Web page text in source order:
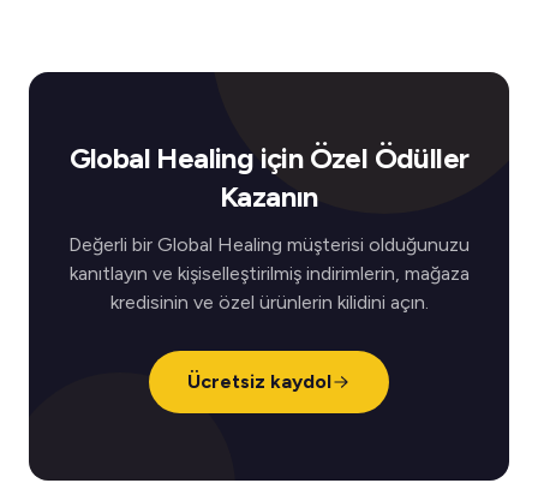
Global Healing için Özel Ödüller
Kazanın
Değerli bir Global Healing müşterisi olduğunuzu
kanıtlayın ve kişiselleştirilmiş indirimlerin, mağaza
kredisinin ve özel ürünlerin kilidini açın.
Ücretsiz kaydol